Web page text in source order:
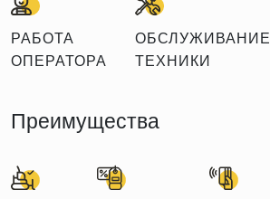
РАБОТА
ОПЕРАТОРА
ОБСЛУЖИВАНИЕ
ТЕХНИКИ
Преимущества